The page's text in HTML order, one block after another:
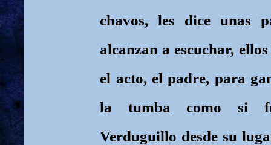
chavos, les dice unas
alcanzan a escuchar,
el acto, el padre, para
la tumba como si
Verduguillo desde su